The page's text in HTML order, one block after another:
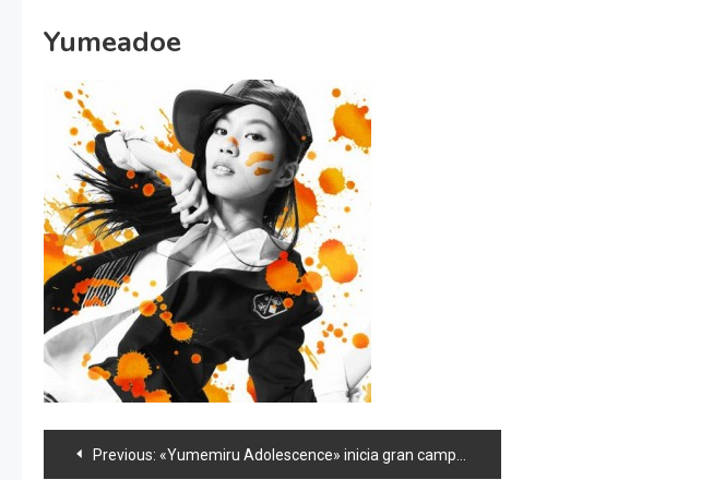
Yumeadoe
Navegación
Previous: «Yumemiru Adolescence» inicia gran campaña a nivel nacional